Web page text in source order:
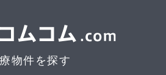
物件を探す